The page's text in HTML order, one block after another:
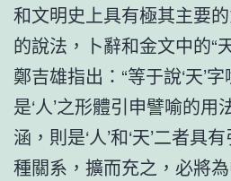
和文明史上具有極其主要
的說法，卜辭和金文中的“
鄭吉雄指出：“等于說‘天’
是‘人’之形體引申譬喻的
涵，則是‘人’和‘天’二者具
種關系，擴而充之，必將